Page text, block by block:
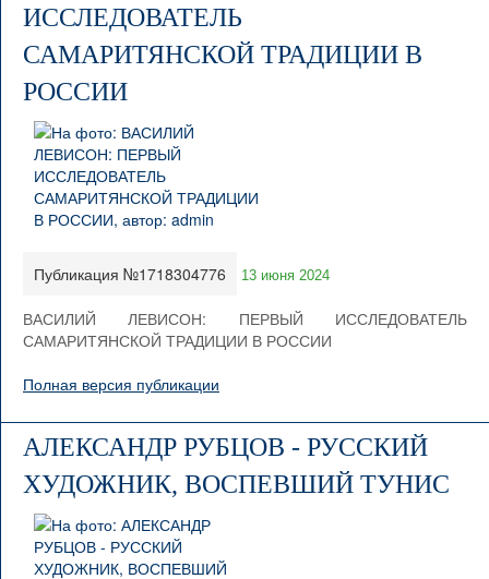
ИССЛЕДОВАТЕЛЬ
САМАРИТЯНСКОЙ ТРАДИЦИИ В
РОССИИ
Публикация №1718304776 13 июня 2024
ВАСИЛИЙ ЛЕВИСОН: ПЕРВЫЙ ИССЛЕДОВАТЕЛЬ
САМАРИТЯНСКОЙ ТРАДИЦИИ В РОССИИ
Полная версия публикации
АЛЕКСАНДР РУБЦОВ - РУССКИЙ
ХУДОЖНИК, ВОСПЕВШИЙ ТУНИС